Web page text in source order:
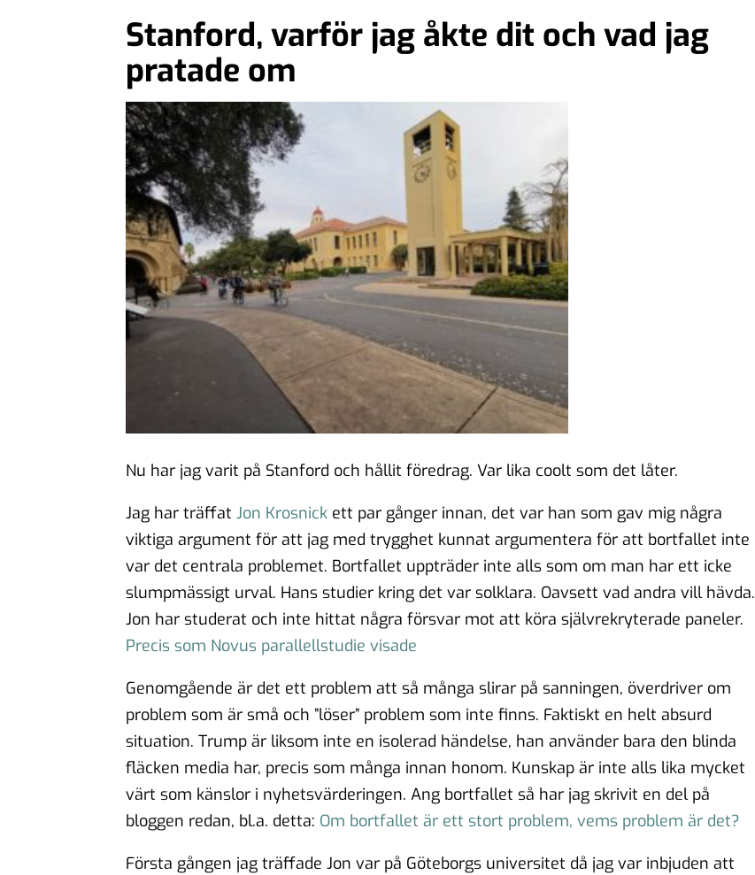
Stanford, varför jag åkte dit och vad jag
pratade om
Nu har jag varit på Stanford och hållit föredrag. Var lika coolt som det låter.
Jag har träffat Jon Krosnick ett par gånger innan, det var han som gav mig några
viktiga argument för att jag med trygghet kunnat argumentera för att bortfallet inte
var det centrala problemet. Bortfallet uppträder inte alls som om man har ett icke
slumpmässigt urval. Hans studier kring det var solklara. Oavsett vad andra vill hävda.
Jon har studerat och inte hittat några försvar mot att köra självrekryterade paneler.
Precis som Novus parallellstudie visade
Genomgående är det ett problem att så många slirar på sanningen, överdriver om
problem som är små och ”löser” problem som inte finns. Faktiskt en helt absurd
situation. Trump är liksom inte en isolerad händelse, han använder bara den blinda
fläcken media har, precis som många innan honom. Kunskap är inte alls lika mycket
värt som känslor i nyhetsvärderingen. Ang bortfallet så har jag skrivit en del på
bloggen redan, bl.a. detta: Om bortfallet är ett stort problem, vems problem är det?
Första gången jag träffade Jon var på Göteborgs universitet då jag var inbjuden att